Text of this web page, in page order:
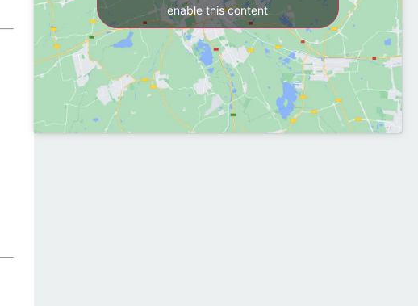
enable this content